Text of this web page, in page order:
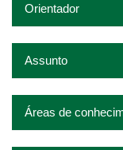
Orientador
Assunto
Áreas de